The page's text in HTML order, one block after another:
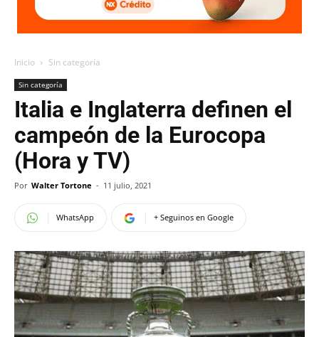
Inicio Sin categoría
Sin categoría
Italia e Inglaterra definen el
campeón de la Eurocopa
(Hora y TV)
Por Walter Tortone - 11 julio, 2021
WhatsApp + Seguinos en Google